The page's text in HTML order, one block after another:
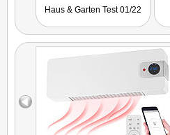
die aktuellen
Geräteeinstellungen.Im Test
Raum effektiv in kurzer Zeit
um mehr als 5 Grad zu
Haus & Garten Test 01/22